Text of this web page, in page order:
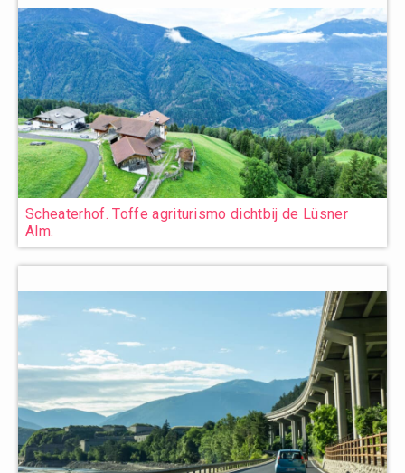
Scheaterhof. Toffe agriturismo dichtbij de Lüsner
Alm.